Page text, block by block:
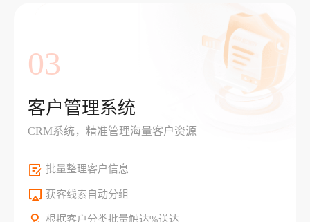
03
客户管理系统
CRM系统，精准管理海量客户资源
批量整理客户信息
获客线索自动分组
根据客户分类批量触达%送达